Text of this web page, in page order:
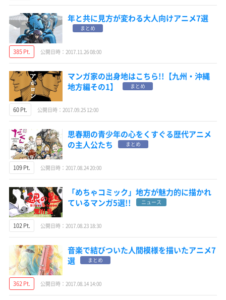
年と共に見方が変わる大人向けアニメ7選
まとめ
385 Pt. 公開日時：2017.11.26 08:00
マンガ家の出身地はこちら!!【九州・沖縄
地方編その1】
まとめ
60 Pt. 公開日時：2017.09.25 12:00
思春期の青少年の心をくすぐる歴代アニメ
の主人公たち
まとめ
109 Pt. 公開日時：2017.08.24 20:00
「めちゃコミック」地方が魅力的に描かれ
ているマンガ5選!!
ニュース
102 Pt. 公開日時：2017.08.23 18:30
音楽で結びついた人間模様を描いたアニメ7
選
まとめ
362 Pt. 公開日時：2017.08.14 14:00